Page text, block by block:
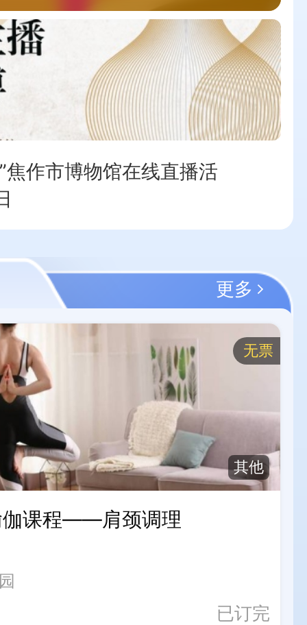
焦作市博物馆在线直播活
更多
无票
其他
伽课程——肩颈调理
已订完